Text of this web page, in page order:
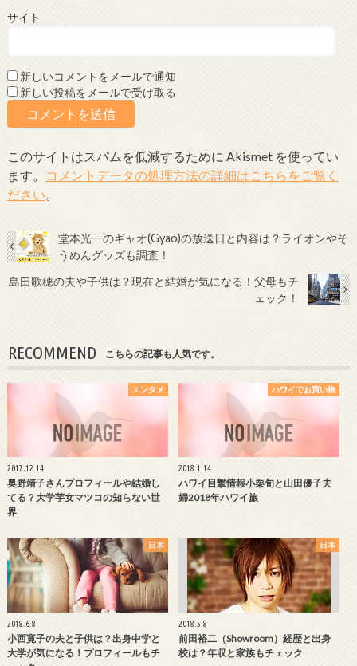
サイト
新しいコメントをメールで通知
新しい投稿をメールで受け取る
このサイトはスパムを低減するために Akismet を使ってい
ます。
コメントデータの処理方法の詳細はこちらをご覧く
ださい
堂本光一のギャオ(Gyao)の放送日と内容は？ライオンやそ
うめんグッズも調査！
島田歌穂の夫や子供は？現在と結婚が気になる！父母もチ
ェック！
RECOMMEND こちらの記事も人気です。
エンタメ
2017.12.14
奥野靖子さんプロフィールや結婚し
てる？大学芋女マツコの知らない世
界
ハワイでお買い物
2018.1.14
ハワイ目撃情報小栗旬と山田優子夫
婦2018年ハワイ旅
日本
2018.6.8
小西寛子の夫と子供は？出身中学と
大学が気になる！プロフィールもチ
日本
2018.5.8
前田裕二（Showroom）経歴と出身
校は？年収と家族もチェック